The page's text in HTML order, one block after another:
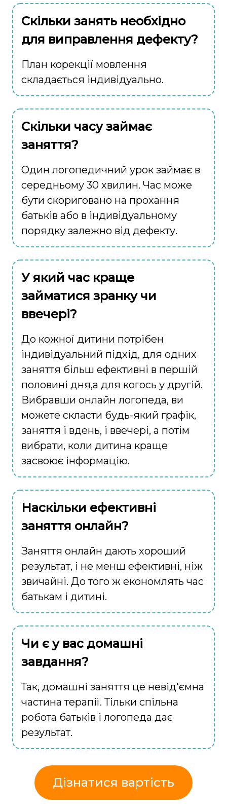
Скільки занять необхідно
для виправлення дефекту?
План корекції мовлення
складається індивідуально.
Скільки часу займає
заняття?
Один логопедичний урок займає в
середньому 30 хвилин. Час може
бути скориговано на прохання
батьків або в індивідуальному
порядку залежно від дефекту.
У який час краще
займатися зранку чи
ввечері?
До кожної дитини потрібен
індивідуальний підхід, для одних
заняття більш ефективні в першій
половині дня,а для когось у другій.
Вибравши онлайн логопеда, ви
можете скласти будь-який графік,
заняття і вдень, і ввечері, а потім
вибрати, коли дитина краще
засвоює інформацію.
Наскільки ефективні
заняття онлайн?
Заняття онлайн дають хороший
результат, і не менш ефективні, ніж
звичайні. До того ж економлять час
батькам і дитині.
Чи є у вас домашні
завдання?
Так, домашні заняття це невід'ємна
частина терапії. Тільки спільна
робота батьків і логопеда дає
результат.
Дізнатися вартість